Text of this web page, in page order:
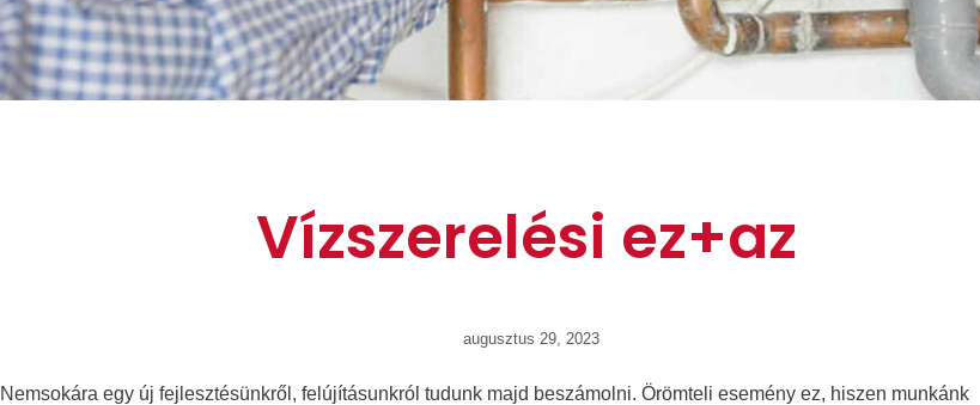
Vízszerelési ez+az
augusztus 29, 2023
Nemsokára egy új fejlesztésünkről, felújításunkról tudunk majd beszámolni. Örömteli esemény ez, hiszen munkánk